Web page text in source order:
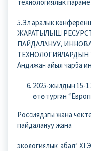
технологиялык
5.Эл аралык
ЖАРАТЫЛЫШ
ПАЙДАЛАНУУ,
ТЕХНОЛОГИЯЛАРДЫН
Андижан айыл чарба
2025-жылдын 15-
өтө турган
Россиядагы жана
пайдалануу жана
экологиялык абал” XI